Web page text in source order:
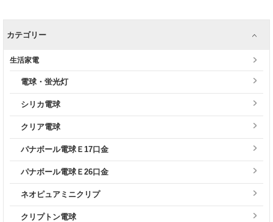
カテゴリー
生活家電
電球・蛍光灯
シリカ電球
クリア電球
パナボール電球Ｅ17口金
パナボール電球Ｅ26口金
ネオピュアミニクリプ
クリプトン電球